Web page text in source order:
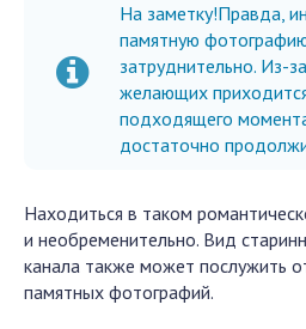
На заметку!Правда,
памятную
затруднительно. Из-
желающих
подходящего
достаточно
Находиться в таком
и необременительно. Вид
канала также может послужить
памятных фотографий.